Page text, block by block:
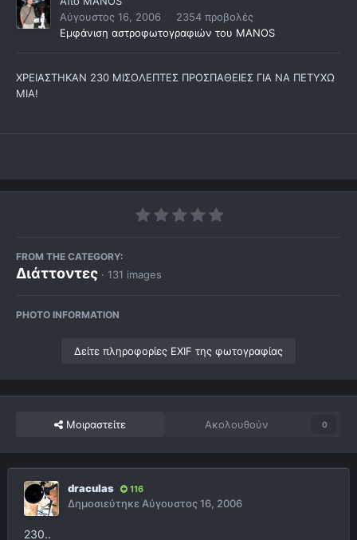
Αύγουστος 16, 2006
2354 προβολές
Εμφάνιση αστροφωτογραφιών του MANOS
ΧΡΕΙΑΣΤΗΚΑΝ 230 ΜΙΣΟΛΕΠΤΕΣ ΠΡΟΣΠΑΘΕΙΕΣ ΓΙΑ ΝΑ ΠΕΤΥΧΩ
ΜΙΑ!
FROM THE CATEGORY:
Διάττοντες · 131 images
PHOTO INFORMATION
Δείτε πληροφορίες EXIF της φωτογραφίας
Μοιραστείτε Ακολουθούν 0
draculas 116
ΔημοσιεύτηκεΑύγουστος 16, 2006
230..